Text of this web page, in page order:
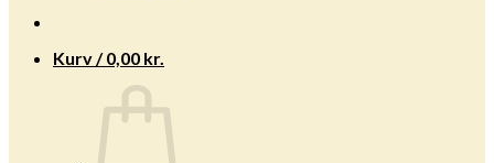
Kurv /0,00 kr.